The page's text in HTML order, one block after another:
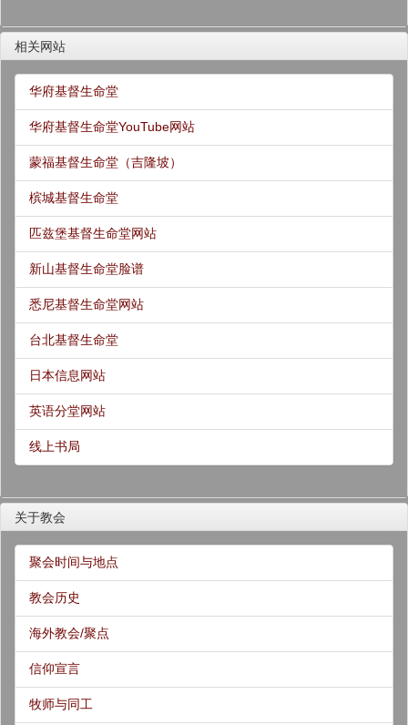
相关网站
华府基督生命堂
华府基督生命堂YouTube网站
蒙福基督生命堂（吉隆坡）
槟城基督生命堂
匹兹堡基督生命堂网站
新山基督生命堂脸谱
悉尼基督生命堂网站
台北基督生命堂
日本信息网站
英语分堂网站
线上书局
关于教会
聚会时间与地点
教会历史
海外教会/聚点
信仰宣言
牧师与同工